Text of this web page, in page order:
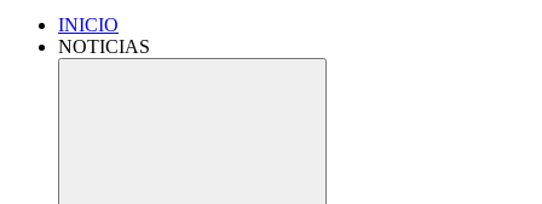
INICIO
NOTICIAS